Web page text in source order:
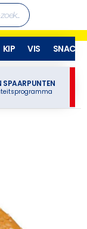
KIP VIS SNACKS
SPAARPUNTEN